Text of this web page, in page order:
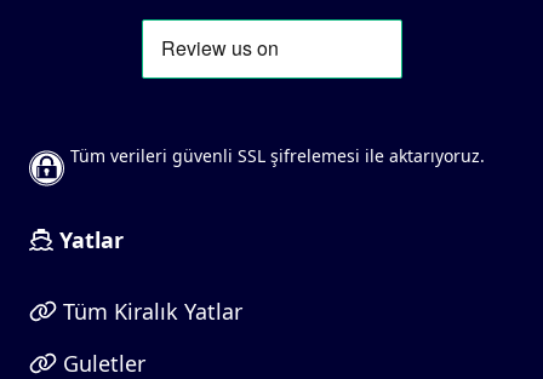
Tüm verileri güvenli SSL şifrelemesi ile aktarıyoruz.
Yatlar
Tüm Kiralık Yatlar
Guletler